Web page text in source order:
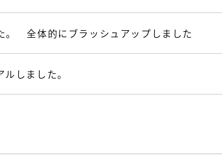
。 全体的にブラッシュアップしました
しました。